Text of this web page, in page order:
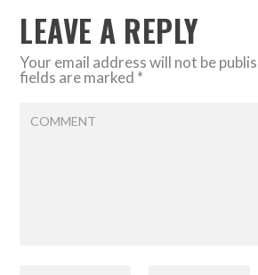
LEAVE A REPLY
Your email address will not be
fields are marked *